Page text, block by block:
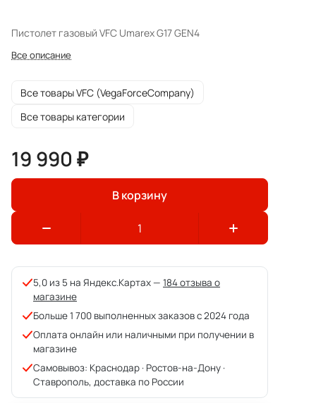
Пистолет газовый VFC Umarex G17 GEN4
Все описание
Все товары VFC (VegaForceCompany)
Все товары категории
19 990 ₽
В корзину
5,0 из 5 на Яндекс.Картах — 184 отзыва о
магазине
Больше 1 700 выполненных заказов с 2024 года
Оплата онлайн или наличными при получении в
магазине
Самовывоз: Краснодар · Ростов-на-Дону ·
Ставрополь, доставка по России